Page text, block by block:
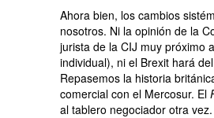
Ahora bien, los cambios
nosotros. Ni la opinión de la
jurista de la CIJ muy próximo
individual), ni el Brexit hará
Repasemos la historia
comercial con el Mercosur. El
al tablero negociador otra